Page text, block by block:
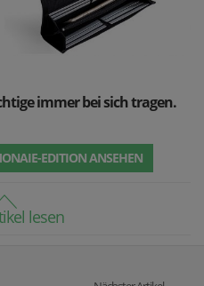
immer bei sich tragen.
EDITION ANSEHEN
lesen